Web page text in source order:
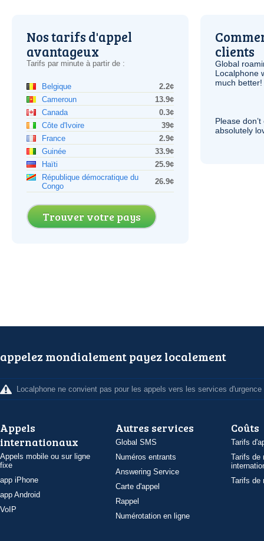
Nos tarifs d'appel
avantageux
Tarifs par minute à partir de :
Belgique
2.2¢
Cameroun
13.9¢
Canada
0.3¢
Côte d'Ivoire
39¢
France
2.9¢
Guinée
33.9¢
Haïti
25.9¢
République démocratique du
Congo
26.9¢
Trouver votre pays
clients
Global
Localphone
much better!
Please
absolutely
appelez mondialement payez localement
Localphone ne convient pas pour les appels vers les services d'urgence
Appels
internationaux
Appels mobile ou sur ligne
fixe
app iPhone
app Android
VoIP
Autres services
Global SMS
Numéros entrants
Answering Service
Carte d'appel
Rappel
Numérotation en ligne
Coûts
Tarifs
Tarifs de
Tarifs de